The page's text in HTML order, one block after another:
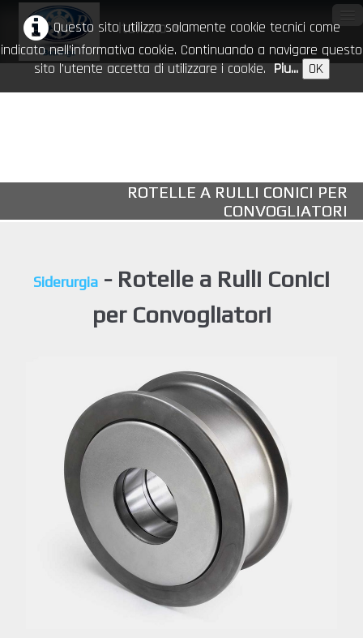
Questo sito utilizza solamente cookie tecnici come
indicato nell’informativa cookie. Continuando a navigare questo
sito l'utente accetta di utilizzare i cookie.Piu... OK
Italiano▼
Eventi
ROTELLE A RULLI CONICI PER
CONVOGLIATORI
Siderurgia - Rotelle a Rulli Conici
per Convogliatori